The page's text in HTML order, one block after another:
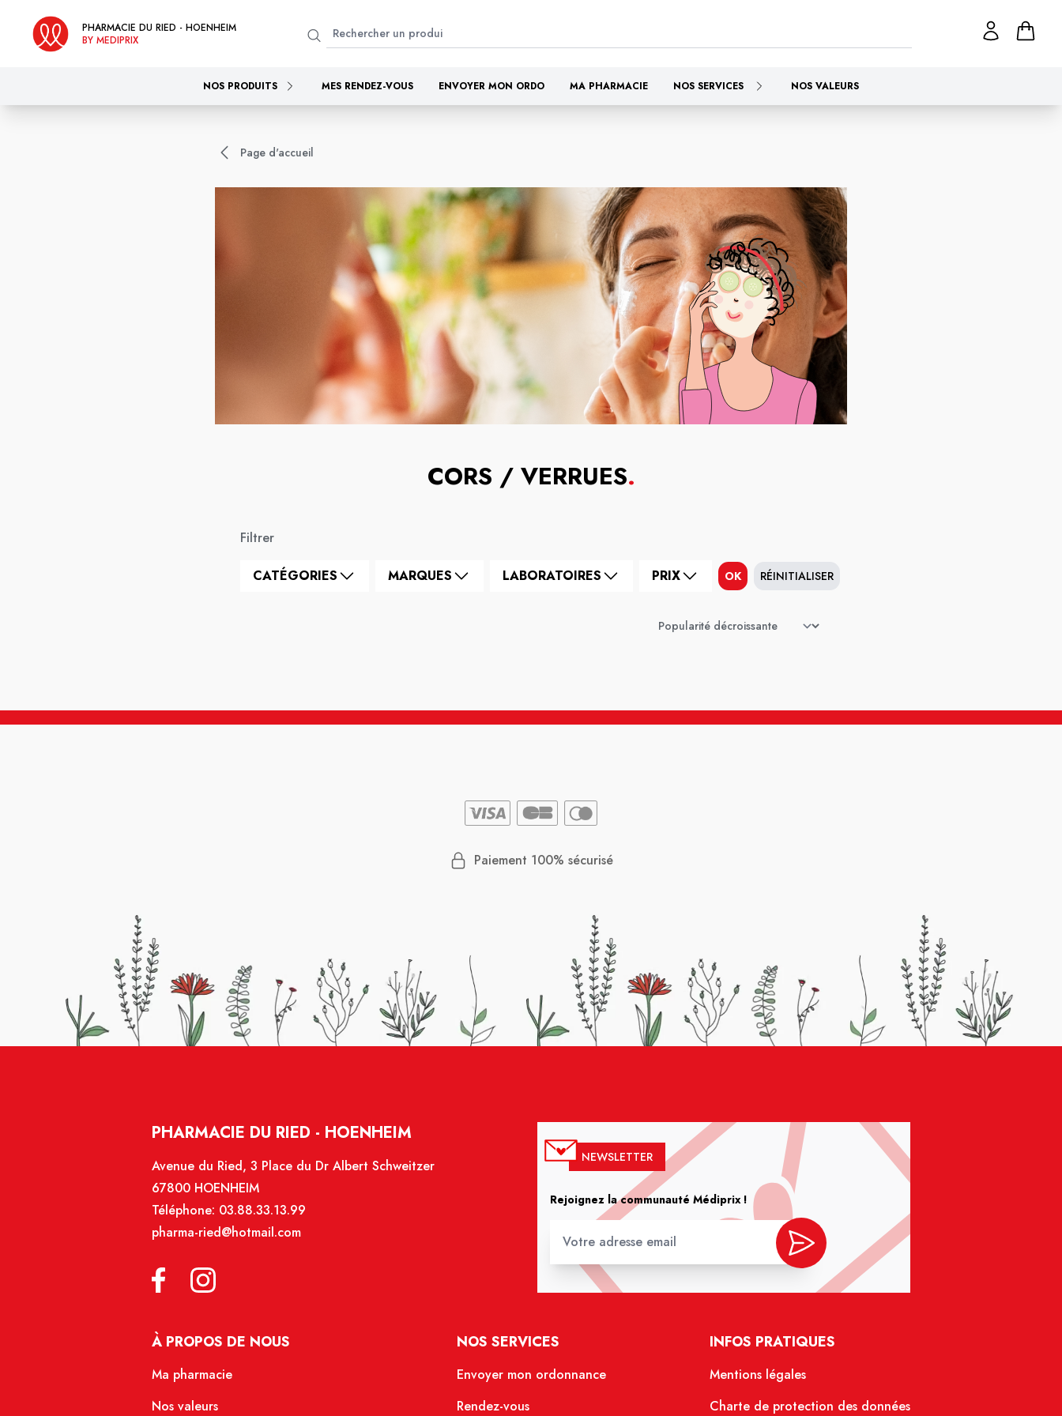
PHARMACIE DU RIED - HOENHEIM
BY MEDIPRIX
NOS PRODUITS MES RENDEZ-VOUS ENVOYER MON ORDO MA PHARMACIE NOS SERVICES NOS VALEURS
Page d'accueil
CORS / VERRUES.
Filtrer
CATÉGORIES MARQUES LABORATOIRES PRIX OK RÉINITIALISER
Paiement 100% sécurisé
PHARMACIE DU RIED - HOENHEIM
Avenue du Ried, 3 Place du Dr Albert Schweitzer
67800 HOENHEIM
Téléphone: 03.88.33.13.99
pharma-ried@hotmail.com
NEWSLETTER
Rejoignez la communauté Médiprix !
À PROPOS DE NOUS
Ma pharmacie
Nos valeurs
NOS SERVICES
Envoyer mon ordonnance
Rendez-vous
INFOS PRATIQUES
Mentions légales
Charte de protection des données